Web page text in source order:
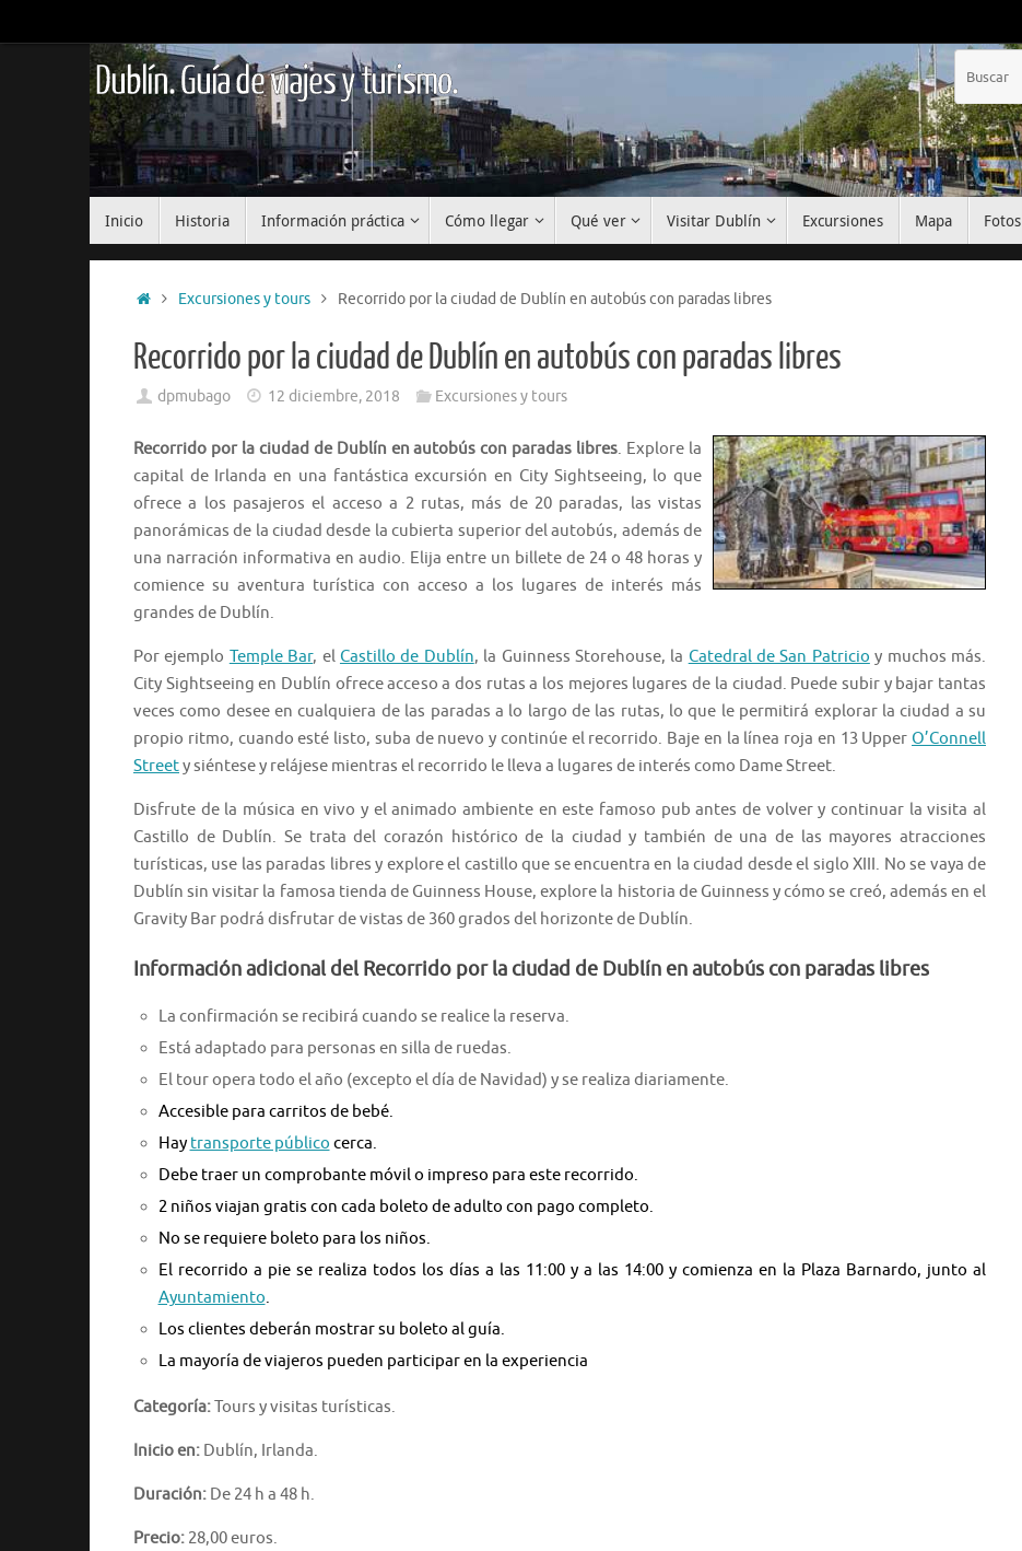
al
Dublín. Guía de viajes y turismo.
Inicio Historia Información práctica Cómo llegar Qué ver Visitar Dublín Excursiones Mapa Fotos
InicioExcursiones y tours Recorrido por la ciudad de Dublín en autobús con paradas libres
Recorrido por la ciudad de Dublín en autobús con paradas libres
dpmubago 12 diciembre, 2018 Excursiones y tours
Recorrido por la ciudad de Dublín en autobús con paradas libres. Explore la
capital de Irlanda en una fantástica excursión en City Sightseeing, lo que
ofrece a los pasajeros el acceso a 2 rutas, más de 20 paradas, las vistas
panorámicas de la ciudad desde la cubierta superior del autobús, además de
una narración informativa en audio. Elija entre un billete de 24 o 48 horas y
comience su aventura turística con acceso a los lugares de interés más
grandes de Dublín.
Por ejemplo Temple Bar, el Castillo de Dublín, la Guinness Storehouse, la Catedral de San Patricio y muchos más.
City Sightseeing en Dublín ofrece acceso a dos rutas a los mejores lugares de la ciudad. Puede subir y bajar tantas
veces como desee en cualquiera de las paradas a lo largo de las rutas, lo que le permitirá explorar la ciudad a su
propio ritmo, cuando esté listo, suba de nuevo y continúe el recorrido. Baje en la línea roja en 13 Upper O’Connell
Streety siéntese y relájese mientras el recorrido le lleva a lugares de interés como Dame Street.
Disfrute de la música en vivo y el animado ambiente en este famoso pub antes de volver y continuar la visita al
Castillo de Dublín. Se trata del corazón histórico de la ciudad y también de una de las mayores atracciones
turísticas, use las paradas libres y explore el castillo que se encuentra en la ciudad desde el siglo XIII. No se vaya de
Dublín sin visitar la famosa tienda de Guinness House, explore la historia de Guinness y cómo se creó, además en el
Gravity Bar podrá disfrutar de vistas de 360 grados del horizonte de Dublín.
Información adicional del Recorrido por la ciudad de Dublín en autobús con paradas libres
La confirmación se recibirá cuando se realice la reserva.
Está adaptado para personas en silla de ruedas.
El tour opera todo el año (excepto el día de Navidad) y se realiza diariamente.
Accesible para carritos de bebé.
Hay transporte público cerca.
Debe traer un comprobante móvil o impreso para este recorrido.
2 niños viajan gratis con cada boleto de adulto con pago completo.
No se requiere boleto para los niños.
El recorrido a pie se realiza todos los días a las 11:00 y a las 14:00 y comienza en la Plaza Barnardo, junto al
Ayuntamiento.
Los clientes deberán mostrar su boleto al guía.
La mayoría de viajeros pueden participar en la experiencia
Categoría:Tours y visitas turísticas.
Inicio en: Dublín, Irlanda.
Duración: De 24 h a 48 h.
Precio: 28,00 euros.